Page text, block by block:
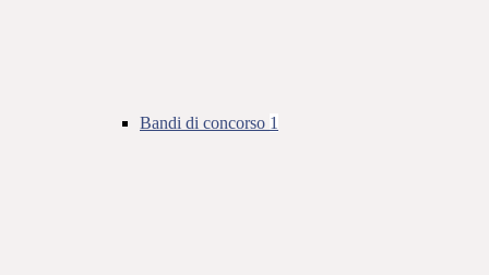
Bandi di concorso 1